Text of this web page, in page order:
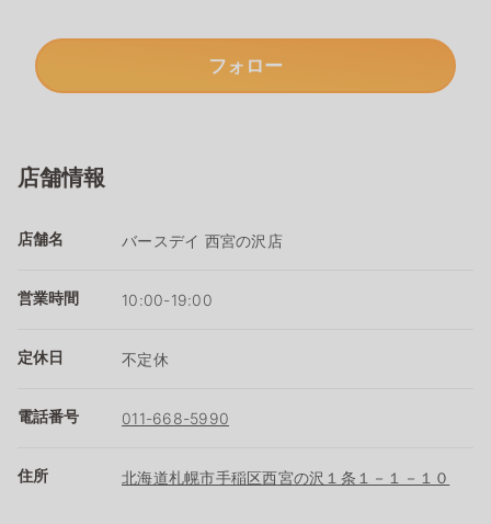
フォロー
店舗情報
店舗名 バースデイ 西宮の沢店
営業時間 10:00-19:00
定休日 不定休
電話番号 011-668-5990
住所 北海道札幌市手稲区西宮の沢１条１－１－１０